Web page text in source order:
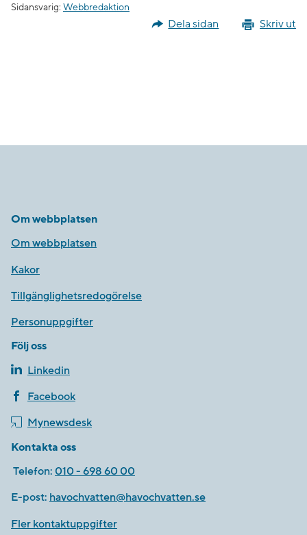
Sidansvarig: Webbredaktion
Skriv ut
Dela sidan
Om webbplatsen
Om webbplatsen
Kakor
Tillgänglighetsredogörelse
Personuppgifter
Följ oss
Linkedin
Facebook
Mynewsdesk
Kontakta oss
Telefon: 010 - 698 60 00
E-post: havochvatten@havochvatten.se
Fler kontaktuppgifter